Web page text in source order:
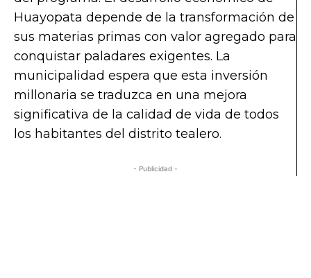
Huayopata depende de la transformación de
sus materias primas con valor agregado para
conquistar paladares exigentes. La
municipalidad espera que esta inversión
millonaria se traduzca en una mejora
significativa de la calidad de vida de todos
los habitantes del distrito tealero.
- Publicidad -